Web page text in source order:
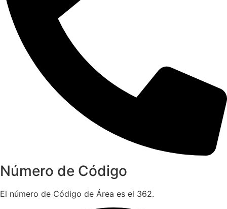
Número de Código
El número de Código de Área es el 362.